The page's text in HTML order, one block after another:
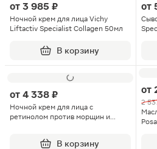
от 3 985 ₽
Ночной крем для лица Vichy
Liftactiv Specialist Collagen 50мл
В корзину
от
от 4 338 ₽
Ночной крем для лица с
ретинолом против морщин и
В корзину
от
2